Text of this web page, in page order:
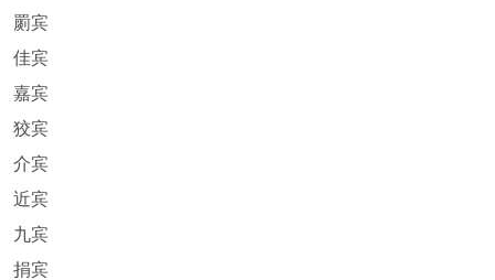
罽宾
佳宾
嘉宾
狡宾
介宾
近宾
九宾
捐宾